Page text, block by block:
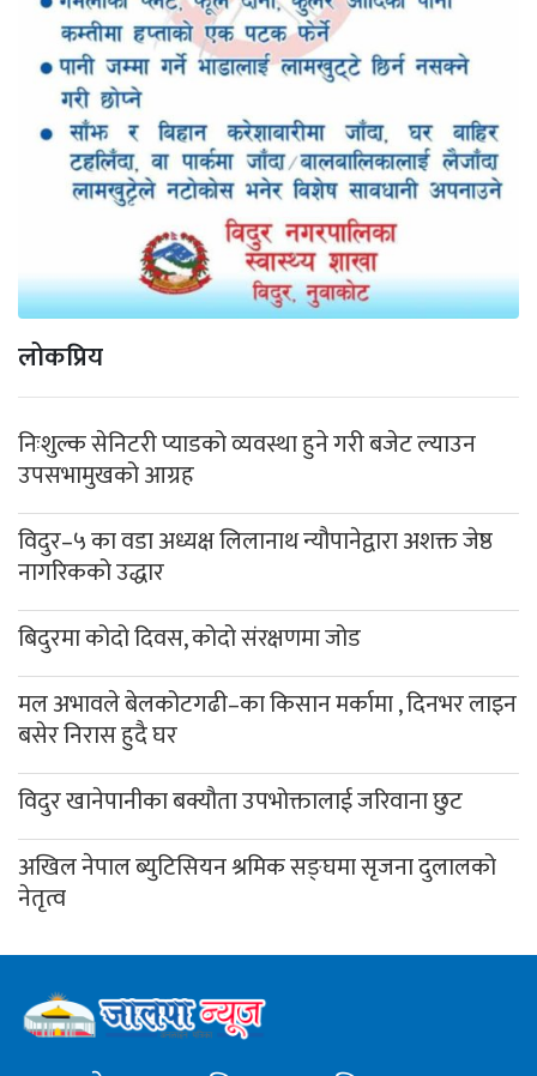
लोकप्रिय
निःशुल्क सेनिटरी प्याडको व्यवस्था हुने गरी बजेट ल्याउन
उपसभामुखको आग्रह
विदुर–५ का वडा अध्यक्ष लिलानाथ न्यौपानेद्वारा अशक्त जेष्ठ
नागरिकको उद्धार
बिदुरमा कोदो दिवस, कोदो संरक्षणमा जोड
मल अभावले बेलकोटगढी–का किसान मर्कामा , दिनभर लाइन
बसेर निरास हुदै घर
विदुर खानेपानीका बक्यौता उपभोक्तालाई जरिवाना छुट
अखिल नेपाल ब्युटिसियन श्रमिक सङ्घमा सृजना दुलालको
नेतृत्व